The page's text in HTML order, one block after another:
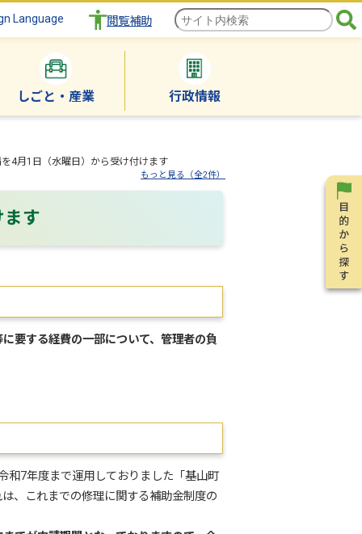
Language 閲覧補助
しごと・産業 行政情報
4月1日（水曜日）から受け付けます
もっと見る（全2件）
ます
要する経費の一部について、管理者の負
和7年度まで運用しておりました「基山町
、これまでの修理に関する補助金制度の